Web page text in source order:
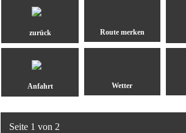
zurück
Anfahrt
Seite 1 von 2